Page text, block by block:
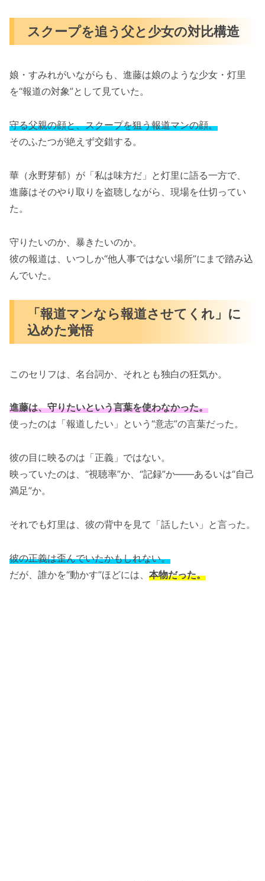
スクープを追う父と少女の対比構造
娘・すみれがいながらも、進藤は娘のような少女・灯里
を“報道の対象”として見ていた。
守る父親の顔と、スクープを狙う報道マンの顔。
そのふたつが絶えず交錯する。
華（永野芽郁）が「私は味方だ」と灯里に語る一方で、
進藤はそのやり取りを盗聴しながら、現場を仕切ってい
た。
守りたいのか、暴きたいのか。
彼の報道は、いつしか“他人事ではない場所”にまで踏み込
んでいた。
「報道マンなら報道させてくれ」に
込めた覚悟
このセリフは、名台詞か、それとも独白の狂気か。
進藤は、守りたいという言葉を使わなかった。
使ったのは「報道したい」という“意志”の言葉だった。
彼の目に映るのは「正義」ではない。
映っていたのは、“視聴率”か、“記録”か――あるいは“自己
満足”か。
それでも灯里は、彼の背中を見て「話したい」と言った。
彼の正義は歪んでいたかもしれない。
だが、誰かを“動かす”ほどには、 本物だった。